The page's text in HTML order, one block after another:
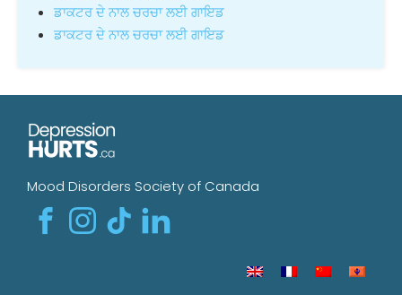
ਡਾਕਟਰ ਦੇ ਨਾਲ ਚਰਚਾ ਲਈ ਗਾਇਡ
ਡਾਕਟਰ ਦੇ ਨਾਲ ਚਰਚਾ ਲਈ ਗਾਇਡ
Mood Disorders Society of Canada